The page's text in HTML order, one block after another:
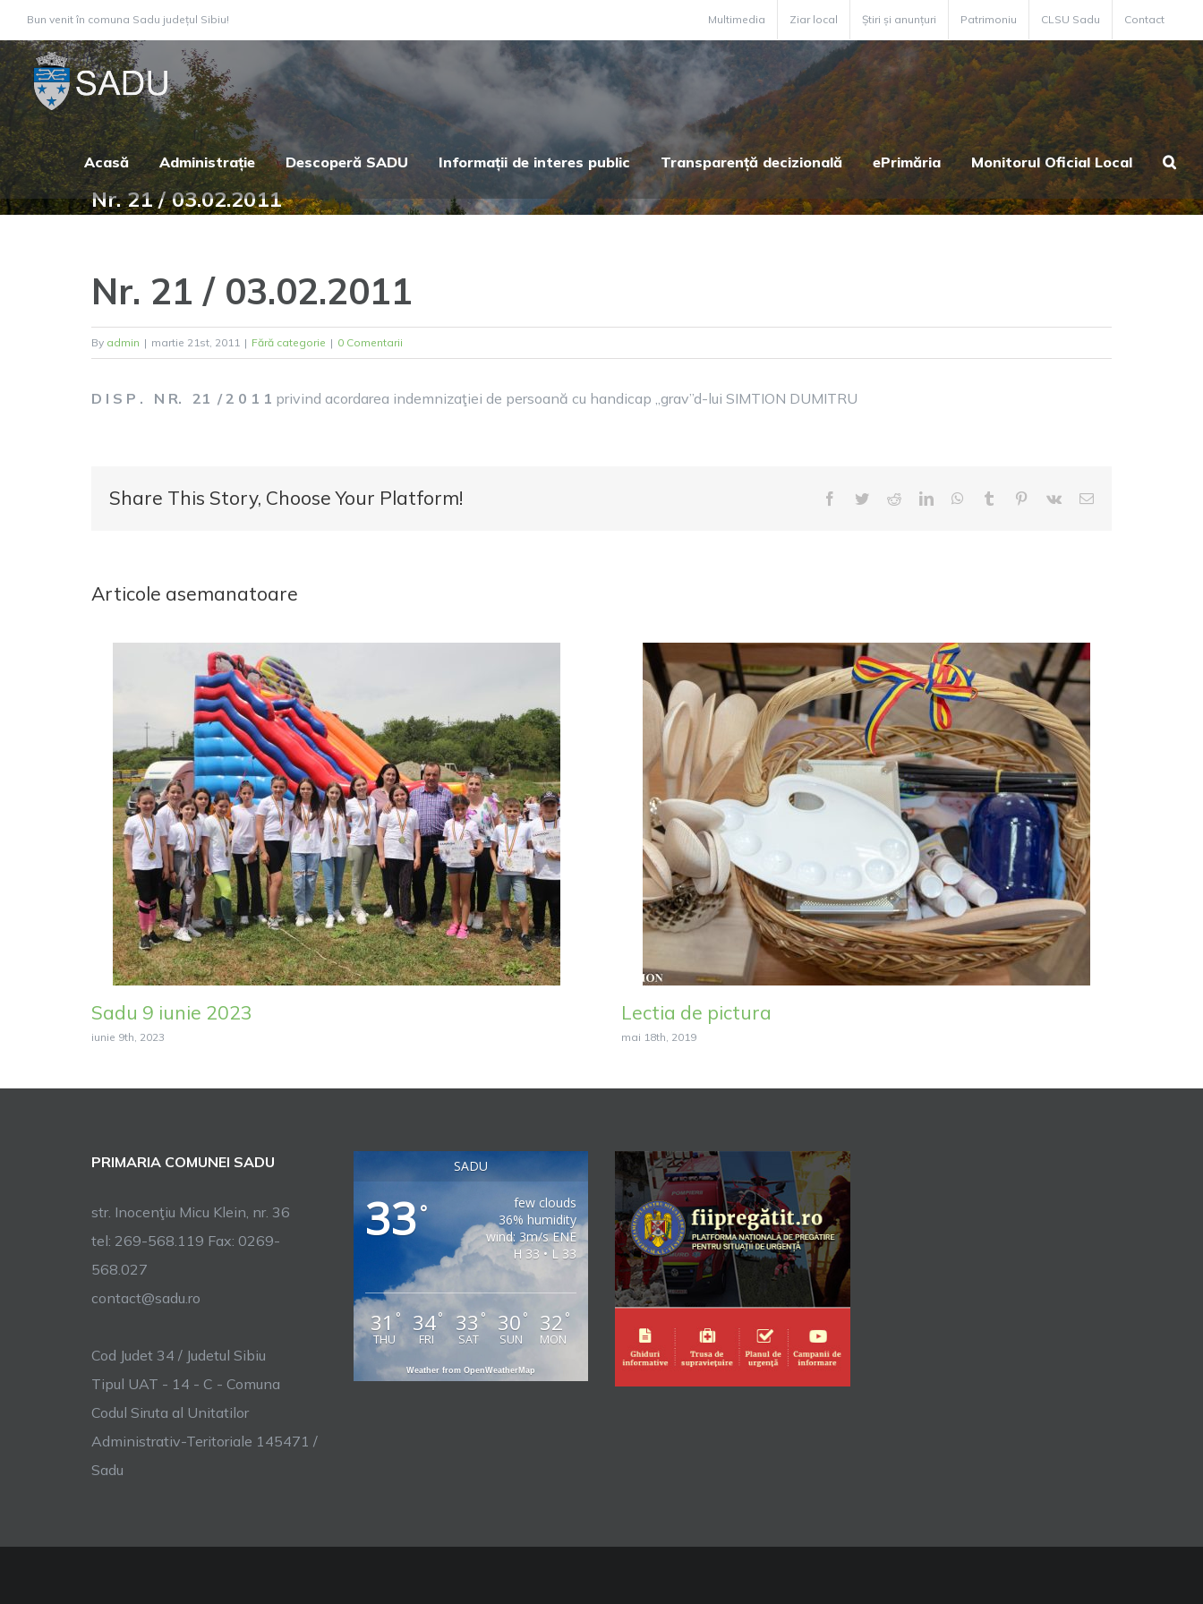
Skip
to
content
Bun venit în comuna Sadu județul Sibiu! Multimedia Ziar local Știri și anunțuri Patrimoniu CLSU Sadu Contact
Acasă Administrație Descoperă SADU Informații de interes public Transparență decizională ePrimăria Monitorul Oficial Local
Nr. 21 / 03.02.2011
Nr. 21 / 03.02.2011
By admin | martie 21st, 2011 | Fără categorie | 0 Comentarii
D I S P . N R. 21 / 2 0 1 1 privind acordarea indemnizaţiei de persoană cu handicap „grav”d-lui SIMTION DUMITRU
Share This Story, Choose Your Platform! Facebook
TwitterRedditLinkedInWhatsApp
Tumblr Pinterest
Vk
E-
Articole asemanatoare
Sadu 9 iunie 2023
iunie 9th, 2023
Lectia de pictura
mai 18th, 2019
PRIMARIA COMUNEI SADU
str. Inocenţiu Micu Klein, nr. 36
tel: 269-568.119 Fax: 0269-
568.027
contact@sadu.ro
Cod Judet 34 / Judetul Sibiu
Tipul UAT - 14 - C - Comuna
Codul Siruta al Unitatilor
Administrativ-Teritoriale 145471 /
Sadu
SADU
33°
few clouds
36% humidity
wind: 3m/s ENE
H 33 • L 33
31 °
THU
34°
FRI
33 °
SAT
30 °
SUN
32 °
MON
Weather from OpenWeatherMap